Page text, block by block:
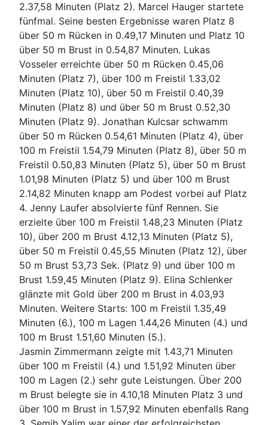
2.37,58 Minuten (Platz 2). Marcel Hauger startete
fünfmal. Seine besten Ergebnisse waren Platz 8
über 50 m Rücken in 0.49,17 Minuten und Platz 10
über 50 m Brust in 0.54,87 Minuten. Lukas
Vosseler erreichte über 50 m Rücken 0.45,06
Minuten (Platz 7), über 100 m Freistil 1.33,02
Minuten (Platz 10), über 50 m Freistil 0.40,39
Minuten (Platz 8) und über 50 m Brust 0.52,30
Minuten (Platz 9). Jonathan Kulcsar schwamm
über 50 m Rücken 0.54,61 Minuten (Platz 4), über
100 m Freistil 1.54,79 Minuten (Platz 8), über 50 m
Freistil 0.50,83 Minuten (Platz 5), über 50 m Brust
1.01,98 Minuten (Platz 5) und über 100 m Brust
2.14,82 Minuten knapp am Podest vorbei auf Platz
4. Jenny Laufer absolvierte fünf Rennen. Sie
erzielte über 100 m Freistil 1.48,23 Minuten (Platz
10), über 200 m Brust 4.12,13 Minuten (Platz 5),
über 50 m Freistil 0.45,55 Minuten (Platz 12), über
50 m Brust 53,73 Sek. (Platz 9) und über 100 m
Brust 1.59,45 Minuten (Platz 9). Elina Schlenker
glänzte mit Gold über 200 m Brust in 4.03,93
Minuten. Weitere Starts: 100 m Freistil 1.35,49
Minuten (6.), 100 m Lagen 1.44,26 Minuten (4.) und
100 m Brust 1.51,60 Minuten (5.).
Jasmin Zimmermann zeigte mit 1.43,71 Minuten
über 100 m Freistil (4.) und 1.51,92 Minuten über
100 m Lagen (2.) sehr gute Leistungen. Über 200
m Brust belegte sie in 4.10,18 Minuten Platz 3 und
über 100 m Brust in 1.57,92 Minuten ebenfalls Rang